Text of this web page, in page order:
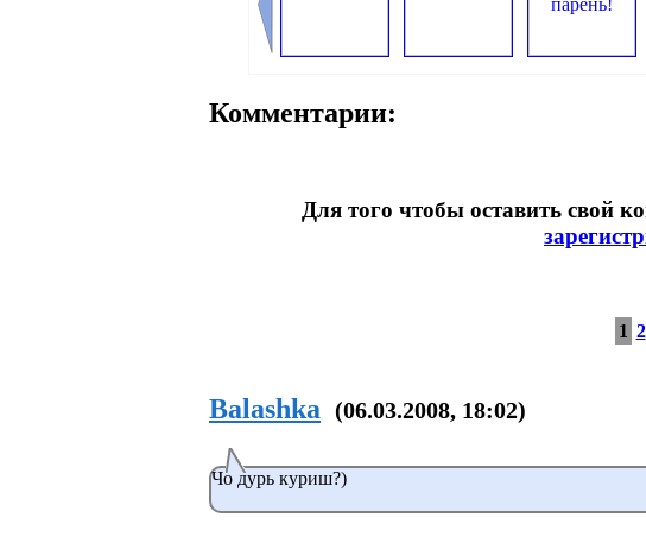
Комментарии:
Для того чтобы оставить свой
1 2
Balashka (06.03.2008, 18:02)
Чо дурь куриш?)